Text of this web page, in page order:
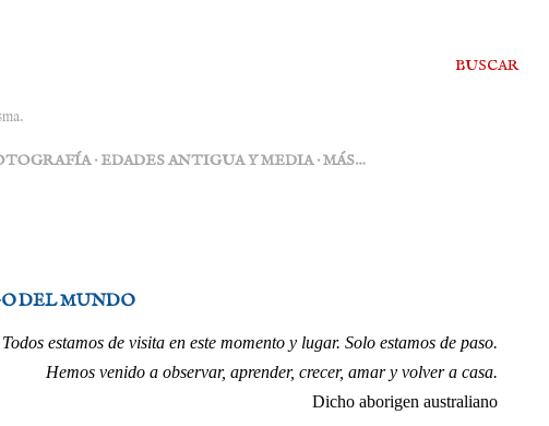
BUSCAR
EDADES ANTIGUA Y MEDIA MÁS…
DEL MUNDO
Todos estamos de visita en este momento y lugar. Solo estamos de paso.
Hemos venido a observar, aprender, crecer, amar y volver a casa.
Dicho aborigen australiano